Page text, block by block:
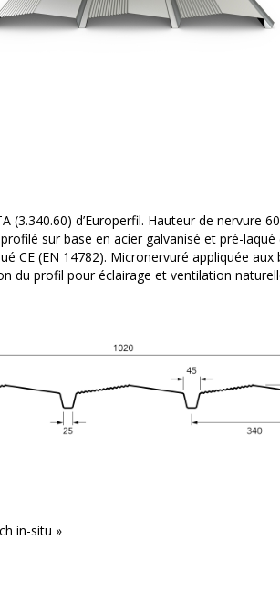
(3.340.60) d’Europerfil. Hauteur de nervure
sur base en acier galvanisé et pré-
CE (EN 14782). Micronervuré appliquée aux
du profil pour éclairage et ventilation
in-situ »